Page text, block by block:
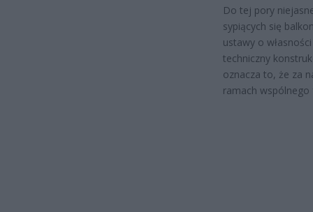
Do tej pory
sypiących się
ustawy o
techniczny
oznacza to, że za
ramach wspólnego